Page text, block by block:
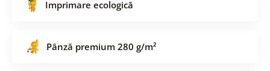
Imprimare ecologică
Pânză premium 280 g/m²